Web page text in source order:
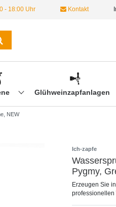
- 18:00 Uhr Kontakt
Glühweinzapfanlagen
NEW
Ich-zapfe
Pygmy,
Erzeugen Sie
professionellen